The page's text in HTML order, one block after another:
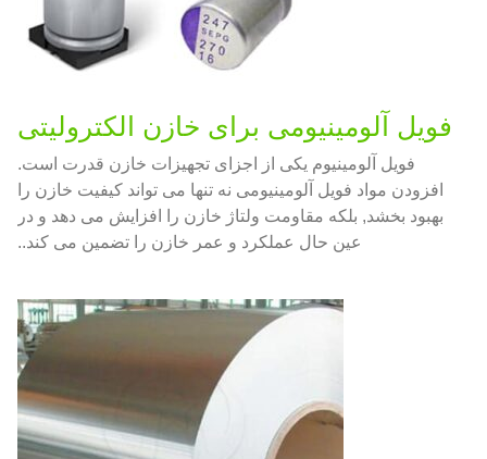
فویل آلومینیومی برای خازن الکترولیتی
فویل آلومینیوم یکی از اجزای تجهیزات خازن قدرت است.
افزودن مواد فویل آلومینیومی نه تنها می تواند کیفیت خازن را
بهبود بخشد, بلکه مقاومت ولتاژ خازن را افزایش می دهد و در
عین حال عملکرد و عمر خازن را تضمین می کند..